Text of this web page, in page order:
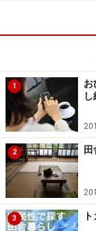
どんなセ
さて、
にしようかと
など依頼先選び
インタビューに
軽井沢セカンド
「暖かいエリア
のおそれのある
1
お
2
3